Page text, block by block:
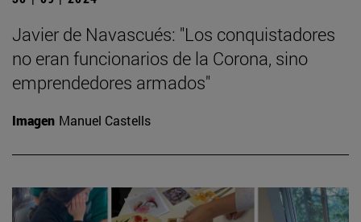
Javier de Navascués: "Los conquistadores
no eran funcionarios de la Corona, sino
emprendedores armados"
Imagen Manuel Castells